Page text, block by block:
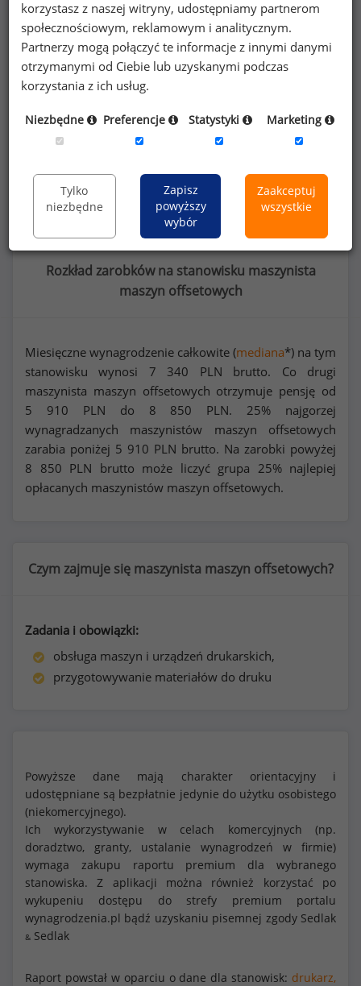
Poszukujesz szczegółowych danych o
wynagrodzeniachmaszynistów maszyn
offsetowychlub na innych stanowiskach?
Dowiedz się więcej
Wykorzystaj kod
Rozkład zarobków na stanowisku maszynista
maszyn offsetowych
Miesięczne wynagrodzenie całkowite (mediana*) na tym
stanowisku wynosi 7 340 PLN brutto. Co drugi
maszynista maszyn offsetowych otrzymuje pensję od
5 910 PLN do 8 850 PLN. 25% najgorzej
wynagradzanych maszynistów maszyn offsetowych
zarabia poniżej 5 910 PLN brutto. Na zarobki powyżej
8 850 PLN brutto może liczyć grupa 25% najlepiej
opłacanych maszynistów maszyn offsetowych.
Czym zajmuje się maszynista maszyn offsetowych?
Zadania i obowiązki:
obsługa maszyn i urządzeń drukarskich,
przygotowywanie materiałów do druku
Powyższe dane mają charakter orientacyjny i
udostępniane są bezpłatnie jedynie do użytku osobistego
(niekomercyjnego).
Ich wykorzystywanie w celach komercyjnych (np.
doradztwo, granty, ustalanie wynagrodzeń w firmie)
wymaga zakupu raportu premium dla wybranego
stanowiska. Z aplikacji można również korzystać po
wykupeniu dostępu do strefy premium portalu
wynagrodzenia.pl bądź uzyskaniu pisemnej zgody Sedlak
& Sedlak
Raport powstał w oparciu o dane dla stanowisk: drukarz,
korzystasz z naszej witryny, udostępniamy partnerom
społecznościowym, reklamowym i analitycznym.
Partnerzy mogą połączyć te informacje z innymi danymi
otrzymanymi od Ciebie lub uzyskanymi podczas
korzystania z ich usług.
Niezbędne Preferencje Statystyki Marketing
Tylko
niezbędne
Zapisz
powyższy
wybór
Zaakceptuj
wszystkie